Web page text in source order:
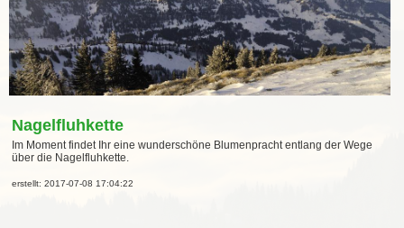
Nagelfluhkette
Im Moment findet Ihr eine wunderschöne Blumenpracht entlang der Wege
über die Nagelfluhkette.
erstellt: 2017-07-08 17:04:22